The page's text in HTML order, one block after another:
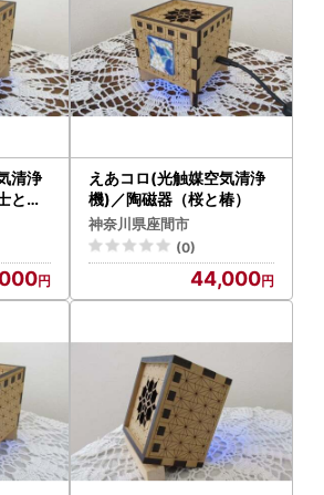
清浄
と波
えあコロ(光触媒空気清浄
機)／陶磁器（桜と椿）
神奈川県座間市
(0)
44,000